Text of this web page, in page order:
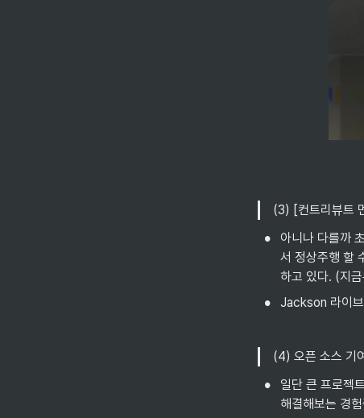
(3) [컨트리뷰트
•
아니나 다를까
서 정상주행 할
하고 있다. (지
• Jackson 라이브
(4) 오픈 소스 기
•
일단 큰 프로젝
해결해보는 경